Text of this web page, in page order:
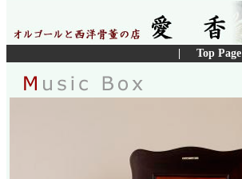
Top Page